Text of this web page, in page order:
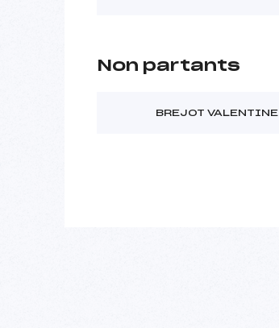
Non partants
BREJOT VALENTINE